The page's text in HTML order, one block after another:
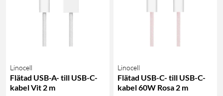
Linocell
Flätad USB-A- till USB-C-
kabel Vit 2 m
Linocell
Flätad USB-C- till USB-C-
kabel 60W Rosa 2 m